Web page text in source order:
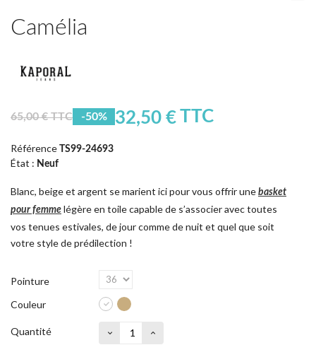
Camélia
65,00 € TTC -50% 32,50 €TTC
Référence TS99-24693
État : Neuf
Blanc, beige et argent se marient ici pour vous offrir une basket
pour femme légère en toile capable de s’associer avec toutes
vos tenues estivales, de jour comme de nuit et quel que soit
votre style de prédilection !
Pointure
Couleur
Quantité